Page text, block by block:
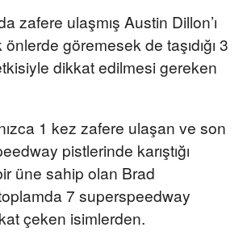
zafere ulaşmış Austin Dillon’ı
göremesek de taşıdığı 3
dikkat edilmesi gereken
1 kez zafere ulaşan ve son
pistlerinde karıştığı
üne sahip olan Brad
7 superspeedway
çeken isimlerden.